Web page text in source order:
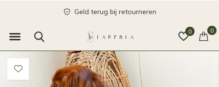
0 0
Geld terug bij retourneren